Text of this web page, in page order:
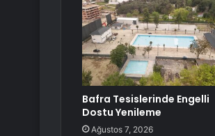
Bafra Tesislerinde Engelli
Dostu Yenileme
Ağustos 7, 2026